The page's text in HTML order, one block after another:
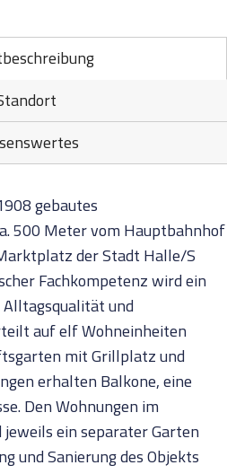
gebautes
500 Meter vom Hauptbahnhof
der Stadt Halle/S
Fachkompetenz wird ein
und
auf elf Wohneinheiten
mit Grillplatz und
erhalten Balkone, eine
Den Wohnungen im
ein separater Garten
und Sanierung des Objekts